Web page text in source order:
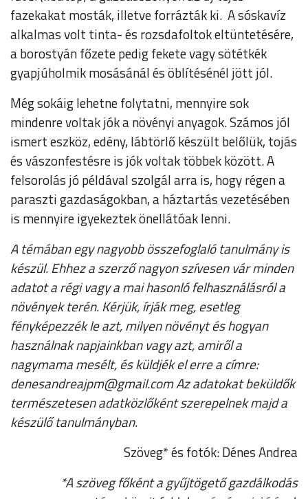
fazekakat mosták, illetve forrázták ki. A sóskavíz
alkalmas volt tinta- és rozsdafoltok eltüntetésére,
a borostyán főzete pedig fekete vagy sötétkék
gyapjúholmik mosásánál és öblítésénél jött jól.
Még sokáig lehetne folytatni, mennyire sok
mindenre voltak jók a növényi anyagok. Számos jól
ismert eszköz, edény, lábtörlő készült belőlük, tojás
és vászonfestésre is jók voltak többek között. A
felsorolás jó példával szolgál arra is, hogy régen a
paraszti gazdaságokban, a háztartás vezetésében
is mennyire igyekeztek önellátóak lenni.
A témában egy nagyobb összefoglaló tanulmány is
készül. Ehhez a szerző nagyon szívesen vár minden
adatot a régi vagy a mai hasonló felhasználásról a
növények terén. Kérjük, írják meg, esetleg
fényképezzék le azt, milyen növényt és hogyan
használnak napjainkban vagy azt, amiről a
nagymama mesélt, és küldjék el erre a címre:
denesandreajpm@gmail.com Az adatokat beküldők
természetesen adatközlőként szerepelnek majd a
készülő tanulmányban.
Szöveg* és fotók: Dénes Andrea
*A szöveg főként a gyűjtögető gazdálkodás